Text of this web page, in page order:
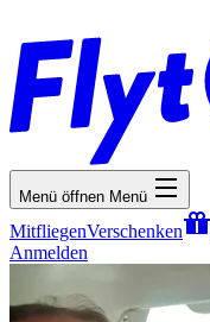
Menü öffnen Menü
MitfliegenVerschenken
Anmelden